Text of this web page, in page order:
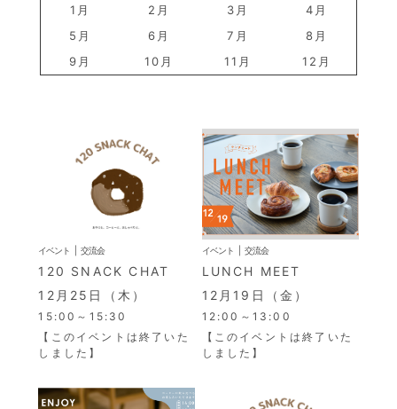
1月 2月 3月
4月
5月
6月 7月
8月
9月
10月 11月 12月
イベント 交流会
120 SNACK CHAT
12月25日（木）
15:00～15:30
【このイベントは終了いた
しました】
イベント 交流会
LUNCH MEET
12月19日（金）
12:00～13:00
【このイベントは終了いた
しました】